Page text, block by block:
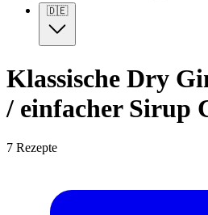
🇩🇪
Klassische Dry
/ einfacher Sirup
7 Rezepte